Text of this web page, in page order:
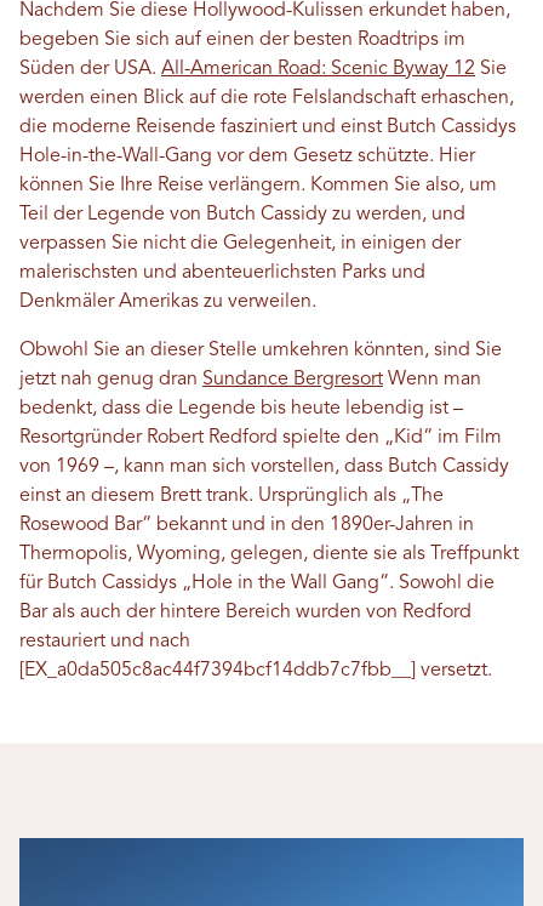
Nachdem Sie diese Hollywood-Kulissen erkundet haben,
begeben Sie sich auf einen der besten Roadtrips im
Süden der USA. All-American Road: Scenic Byway 12 Sie
werden einen Blick auf die rote Felslandschaft erhaschen,
die moderne Reisende fasziniert und einst Butch Cassidys
Hole-in-the-Wall-Gang vor dem Gesetz schützte. Hier
können Sie Ihre Reise verlängern. Kommen Sie also, um
Teil der Legende von Butch Cassidy zu werden, und
verpassen Sie nicht die Gelegenheit, in einigen der
malerischsten und abenteuerlichsten Parks und
Denkmäler Amerikas zu verweilen.
Obwohl Sie an dieser Stelle umkehren könnten, sind Sie
jetzt nah genug dran Sundance Bergresort Wenn man
bedenkt, dass die Legende bis heute lebendig ist –
Resortgründer Robert Redford spielte den „Kid“ im Film
von 1969 –, kann man sich vorstellen, dass Butch Cassidy
einst an diesem Brett trank. Ursprünglich als „The
Rosewood Bar“ bekannt und in den 1890er-Jahren in
Thermopolis, Wyoming, gelegen, diente sie als Treffpunkt
für Butch Cassidys „Hole in the Wall Gang“. Sowohl die
Bar als auch der hintere Bereich wurden von Redford
restauriert und nach
[EX_a0da505c8ac44f7394bcf14ddb7c7fbb__] versetzt.